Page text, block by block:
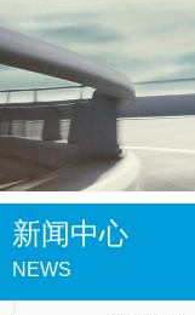
新闻中心
NEWS